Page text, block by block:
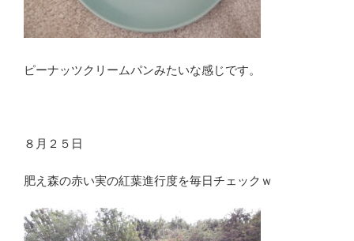
ピーナッツクリームパンみたいな感じです。
８月２５日
肥え森の赤い実の紅葉進行度を毎日チェックｗ